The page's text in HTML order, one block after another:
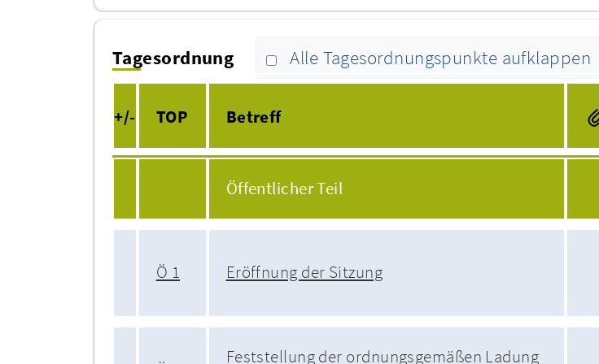
Tagesordnung Alle Tagesordnungspunkte aufklappen
Tagesordnung
+/-
TOP Betreff
Öffentlicher Teil
Ö 1 Eröffnung der Sitzung
Feststellung der ordnungsgemäßen Ladung